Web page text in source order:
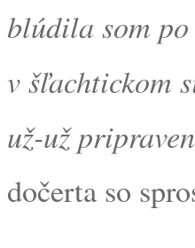
blúdila som
v šľachtickom
už-už
dočerta so